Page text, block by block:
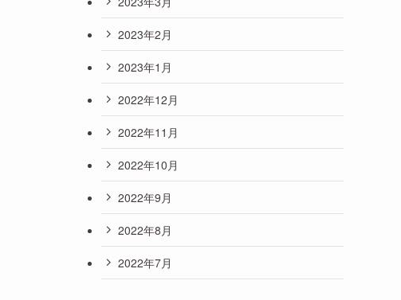
2023年2月
2023年1月
2022年12月
2022年11月
2022年10月
2022年9月
2022年8月
2022年7月